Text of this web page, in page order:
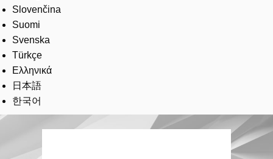
Slovenčina
Suomi
Svenska
Türkçe
Ελληνικά
日本語
한국어